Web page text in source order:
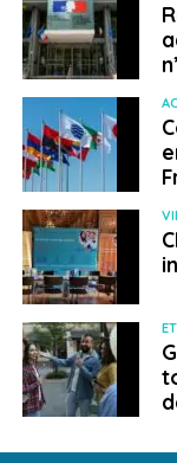
En tant que
besoin de visa,
séjour, pour
souhaitez vous
important de se
votre lieu de
d’attestation
pièce d’identité
ans au maximum.
numéro national.
administrations
privés, les
par semaine, et
an.